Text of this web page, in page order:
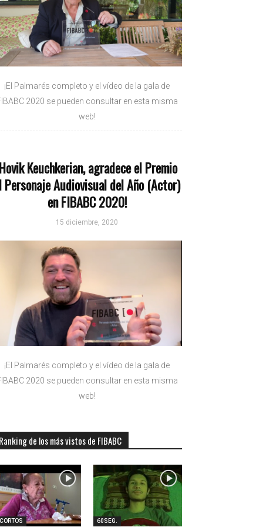
¡El Palmarés completo y el vídeo de la gala de
2020 se pueden consultar en esta misma
web!
Keuchkerian, agradece el Premio
Personaje Audiovisual del Año (Actor)
en FIBABC 2020!
15 diciembre, 2020
¡El Palmarés completo y el vídeo de la gala de
2020 se pueden consultar en esta misma
web!
de los más vistos de FIBABC
60SEG.